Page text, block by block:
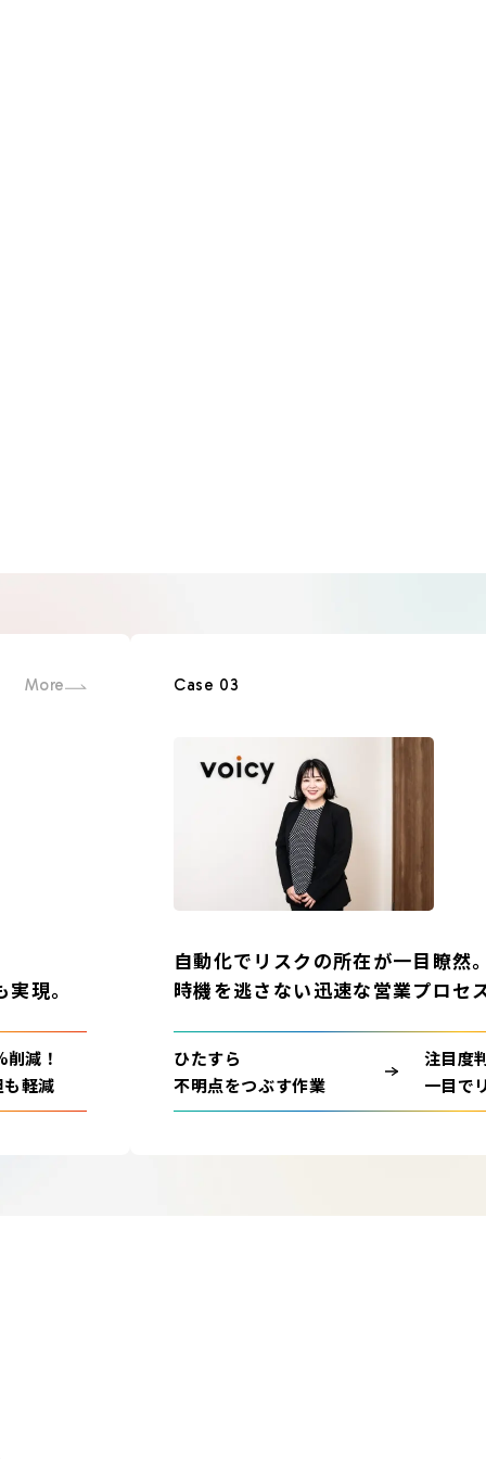
More
現。
減！
軽減
Case 03
自動化でリスクの所在が一目瞭然
時機を逃さない迅速な営業プロセ
ひたすら
不明点をつぶす作業
注目度
一目で